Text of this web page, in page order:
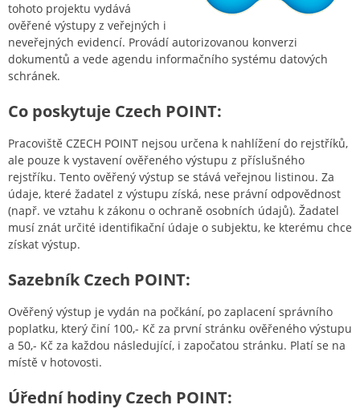
tohoto projektu vydává
ověřené výstupy z veřejných i
neveřejných evidencí. Provádí autorizovanou konverzi
dokumentů a vede agendu informačního systému datových
schránek.
Co poskytuje Czech POINT:
Pracoviště CZECH POINT nejsou určena k nahlížení do rejstříků,
ale pouze k vystavení ověřeného výstupu z příslušného
rejstříku. Tento ověřený výstup se stává veřejnou listinou. Za
údaje, které žadatel z výstupu získá, nese právní odpovědnost
(např. ve vztahu k zákonu o ochraně osobních údajů). Žadatel
musí znát určité identifikační údaje o subjektu, ke kterému chce
získat výstup.
Sazebník Czech POINT:
Ověřený výstup je vydán na počkání, po zaplacení správního
poplatku, který činí 100,- Kč za první stránku ověřeného výstupu
a 50,- Kč za každou následující, i započatou stránku. Platí se na
místě v hotovosti.
Úřední hodiny Czech POINT: